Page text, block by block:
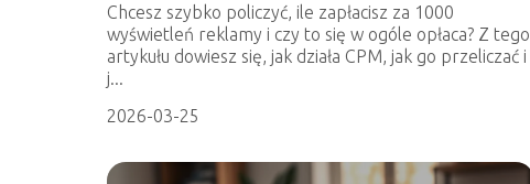
Chcesz szybko policzyć, ile zapłacisz za 1000
wyświetleń reklamy i czy to się w ogóle opłaca? Z tego
artykułu dowiesz się, jak działa CPM, jak go przeliczać i
j...
2026-03-25